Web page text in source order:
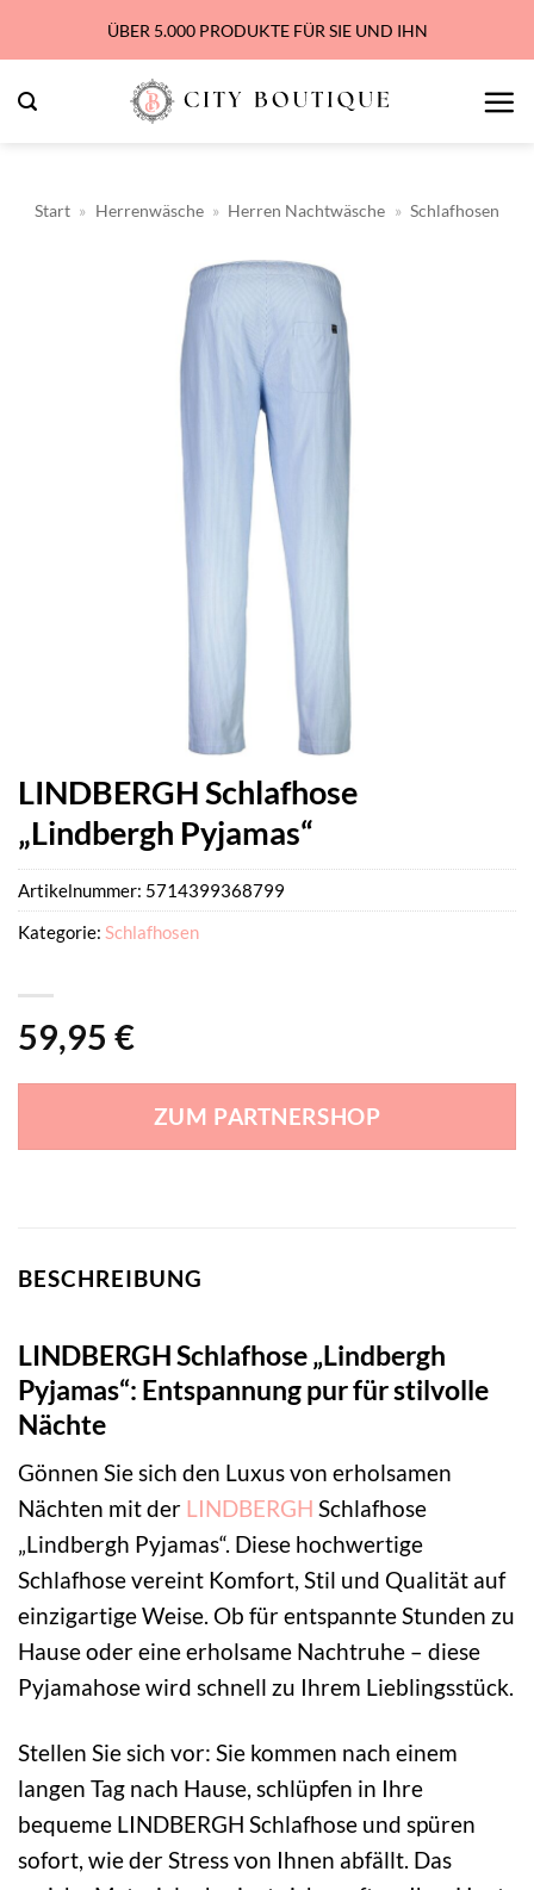
springen
ÜBER 5.000 PRODUKTE FÜR SIE UND IHN
Start » Herrenwäsche » Herren Nachtwäsche » Schlafhosen
LINDBERGH Schlafhose
„Lindbergh Pyjamas“
59,95 €
ZUM PARTNERSHOP
Artikelnummer: 5714399368799
Kategorie: Schlafhosen
BESCHREIBUNG
LINDBERGH Schlafhose „Lindbergh
Pyjamas“: Entspannung pur für stilvolle
Nächte
Gönnen Sie sich den Luxus von erholsamen
Nächten mit der LINDBERGH Schlafhose
„Lindbergh Pyjamas“. Diese hochwertige
Schlafhose vereint Komfort, Stil und Qualität auf
einzigartige Weise. Ob für entspannte Stunden zu
Hause oder eine erholsame Nachtruhe – diese
Pyjamahose wird schnell zu Ihrem Lieblingsstück.
Stellen Sie sich vor: Sie kommen nach einem
langen Tag nach Hause, schlüpfen in Ihre
bequeme LINDBERGH Schlafhose und spüren
sofort, wie der Stress von Ihnen abfällt. Das